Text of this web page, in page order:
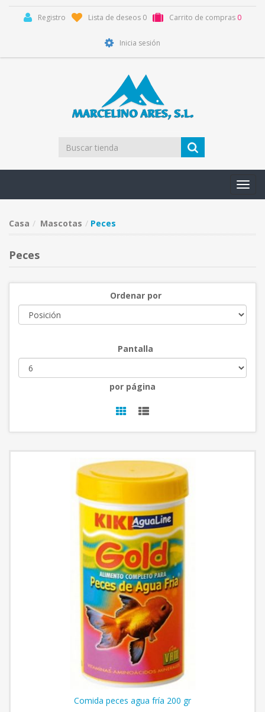
Registro Lista de deseos 0 Carrito de compras 0
Inicia sesión
Casa Mascotas Peces
Peces
Ordenar por
Pantalla
por página
Comida peces agua fría 200 gr